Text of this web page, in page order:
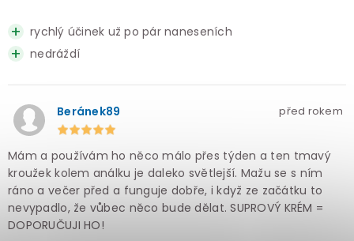
rychlý účinek už po pár naneseních
nedráždí
Beránek89 před rokem
Mám a používám ho něco málo přes týden a ten tmavý
kroužek kolem análku je daleko světlejší. Mažu se s ním
ráno a večer před a funguje dobře, i když ze začátku to
nevypadlo, že vůbec něco bude dělat. SUPROVÝ KRÉM =
DOPORUČUJI HO!